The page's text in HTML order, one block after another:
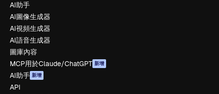
AI助手
AI圖像生成器
AI視頻生成器
AI語音生成器
圖庫內容
MCP用於Claude/ChatGPT 新增
AI助手 新增
API